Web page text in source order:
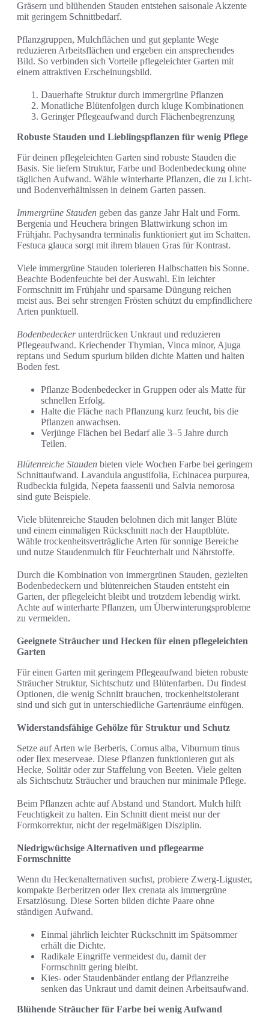
Gräsern und blühenden Stauden entstehen saisonale Akzente
mit geringem Schnittbedarf.
Pflanzgruppen, Mulchflächen und gut geplante Wege
reduzieren Arbeitsflächen und ergeben ein ansprechendes
Bild. So verbinden sich Vorteile pflegeleichter Garten mit
einem attraktiven Erscheinungsbild.
Dauerhafte Struktur durch immergrüne Pflanzen
Monatliche Blütenfolgen durch kluge Kombinationen
Geringer Pflegeaufwand durch Flächenbegrenzung
Robuste Stauden und Lieblingspflanzen für wenig Pflege
Für deinen pflegeleichten Garten sind robuste Stauden die
Basis. Sie liefern Struktur, Farbe und Bodenbedeckung ohne
täglichen Aufwand. Wähle winterharte Pflanzen, die zu Licht-
und Bodenverhältnissen in deinem Garten passen.
Immergrüne Stauden geben das ganze Jahr Halt und Form.
Bergenia und Heuchera bringen Blattwirkung schon im
Frühjahr. Pachysandra terminalis funktioniert gut im Schatten.
Festuca glauca sorgt mit ihrem blauen Gras für Kontrast.
Viele immergrüne Stauden tolerieren Halbschatten bis Sonne.
Beachte Bodenfeuchte bei der Auswahl. Ein leichter
Formschnitt im Frühjahr und sparsame Düngung reichen
meist aus. Bei sehr strengen Frösten schützt du empfindlichere
Arten punktuell.
Bodenbedeckerunterdrücken Unkraut und reduzieren
Pflegeaufwand. Kriechender Thymian, Vinca minor, Ajuga
reptans und Sedum spurium bilden dichte Matten und halten
Boden fest.
Pflanze Bodenbedecker in Gruppen oder als Matte für
schnellen Erfolg.
Halte die Fläche nach Pflanzung kurz feucht, bis die
Pflanzen anwachsen.
Verjünge Flächen bei Bedarf alle 3–5 Jahre durch
Teilen.
Blütenreiche Stauden bieten viele Wochen Farbe bei geringem
Schnittaufwand. Lavandula angustifolia, Echinacea purpurea,
Rudbeckia fulgida, Nepeta faassenii und Salvia nemorosa
sind gute Beispiele.
Viele blütenreiche Stauden belohnen dich mit langer Blüte
und einem einmaligen Rückschnitt nach der Hauptblüte.
Wähle trockenheitsverträgliche Arten für sonnige Bereiche
und nutze Staudenmulch für Feuchterhalt und Nährstoffe.
Durch die Kombination von immergrünen Stauden, gezielten
Bodenbedeckern und blütenreichen Stauden entsteht ein
Garten, der pflegeleicht bleibt und trotzdem lebendig wirkt.
Achte auf winterharte Pflanzen, um Überwinterungsprobleme
zu vermeiden.
Geeignete Sträucher und Hecken für einen pflegeleichten
Garten
Für einen Garten mit geringem Pflegeaufwand bieten robuste
Sträucher Struktur, Sichtschutz und Blütenfarben. Du findest
Optionen, die wenig Schnitt brauchen, trockenheitstolerant
sind und sich gut in unterschiedliche Gartenräume einfügen.
Widerstandsfähige Gehölze für Struktur und Schutz
Setze auf Arten wie Berberis, Cornus alba, Viburnum tinus
oder Ilex meserveae. Diese Pflanzen funktionieren gut als
Hecke, Solitär oder zur Staffelung von Beeten. Viele gelten
als Sichtschutz Sträucher und brauchen nur minimale Pflege.
Beim Pflanzen achte auf Abstand und Standort. Mulch hilft
Feuchtigkeit zu halten. Ein Schnitt dient meist nur der
Formkorrektur, nicht der regelmäßigen Disziplin.
Niedrigwüchsige Alternativen und pflegearme
Formschnitte
Wenn du Heckenalternativen suchst, probiere Zwerg-Liguster,
kompakte Berberitzen oder Ilex crenata als immergrüne
Ersatzlösung. Diese Sorten bilden dichte Paare ohne
ständigen Aufwand.
Einmal jährlich leichter Rückschnitt im Spätsommer
erhält die Dichte.
Radikale Eingriffe vermeidest du, damit der
Formschnitt gering bleibt.
Kies- oder Staudenbänder entlang der Pflanzreihe
senken das Unkraut und damit deinen Arbeitsaufwand.
Blühende Sträucher für Farbe bei wenig Aufwand